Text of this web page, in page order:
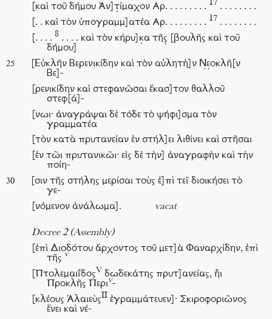
[καὶ τοῦ δήμου Ἀν]τ̣ίμαχον Αρ. . . . . . . . . 17 . . . . . . . .
[. . καὶ τὸν ὑπογραμμ]ατέα Αρ. . . . . . . . . 17 . . . . . . . .
[. . . .8 . . . . καὶ τὸν κήρυ]κ̣α τῆς̣ [βουλῆς καὶ τοῦ
δήμου]
25
[Εὐκλῆν Βερενικίδην καὶ τὸν αὐλητὴ]ν Ν̣ε̣οκλῆ[ν
Βε]-
[ρενικίδην καὶ στεφανῶσαι ἕκασ]τον θαλλοῦ
στεφ[ά]-
[νωι· ἀναγράψαι δὲ τόδε τὸ ψήφι]σμα τὸν
γραμματέα
[τὸν κατὰ πρυτανείαν ἐν στήλ]ει λιθίνει καὶ στῆσαι
[ἐν τῶι πρυτανικῶι· εἰς δὲ τὴν] ἀναγραφὴν καὶ τὴν
ποίη-
30
[σιν τῆς στήλης μερίσαι τοὺς ἐ]πὶ τεῖ διοικήσει τὸ
γε-
[νόμενον ἀνάλωμα]. vacat
Decree 2 (Assembly)
[ἐπὶ Διοδότου ἄρχοντος τοῦ μετ]ὰ Φαναρχίδην, ἐπὶ
τῆς v
[ΠτολεμαιΐδοςV δωδεκάτης πρυτ]ανείας, ἧι
Προκλῆς Περιv-
[κλέους ἉλαιεὺςII ἐγραμμάτευεν]· Σκιροφοριῶνος
ἕνει καὶ νέ-